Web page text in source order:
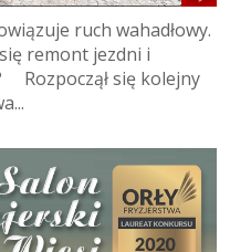
ruch wahadłowy.
remont jezdni i
Rozpoczął się kolejny